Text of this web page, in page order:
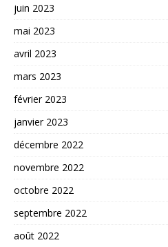
juin 2023
mai 2023
avril 2023
mars 2023
février 2023
janvier 2023
décembre 2022
novembre 2022
octobre 2022
septembre 2022
août 2022